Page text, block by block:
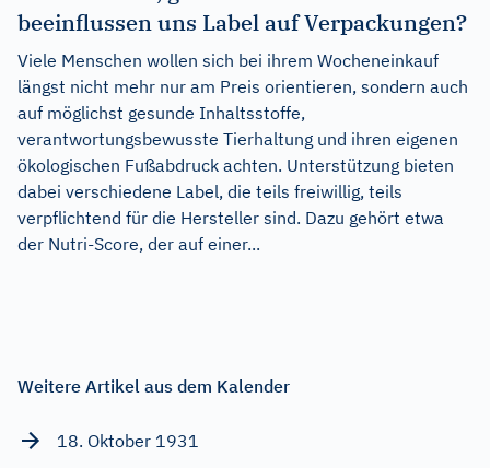
beeinflussen uns Label auf Verpackungen?
Viele Menschen wollen sich bei ihrem Wocheneinkauf
längst nicht mehr nur am Preis orientieren, sondern auch
auf möglichst gesunde Inhaltsstoffe,
verantwortungsbewusste Tierhaltung und ihren eigenen
ökologischen Fußabdruck achten. Unterstützung bieten
dabei verschiedene Label, die teils freiwillig, teils
verpflichtend für die Hersteller sind. Dazu gehört etwa
der Nutri-Score, der auf einer...
Weitere Artikel aus dem Kalender
18. Oktober 1931